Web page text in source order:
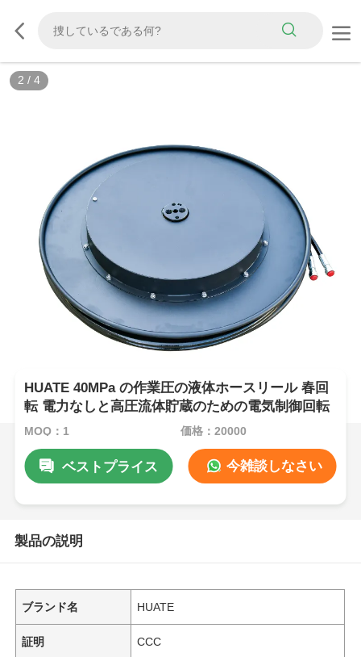
2 / 4
HUATE 40MPa の作業圧の液体ホースリール 春回
転 電力なしと高圧流体貯蔵のための電気制御回転
MOQ：1 価格：20000
ベストプライス 今雑談しなさい
製品の説明
ブランド名 HUATE
証明 CCC